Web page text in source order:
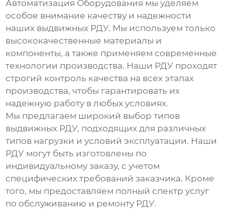
Автоматизация Оборудования мы уделяем
особое внимание качеству и надежности
наших выдвижных РДУ. Мы используем только
высококачественные материалы и
компоненты, а также применяем современные
технологии производства. Наши РДУ проходят
строгий контроль качества на всех этапах
производства, чтобы гарантировать их
надежную работу в любых условиях.
Мы предлагаем широкий выбор типов
выдвижных РДУ, подходящих для различных
типов нагрузки и условий эксплуатации. Наши
РДУ могут быть изготовлены по
индивидуальному заказу, с учетом
специфических требований заказчика. Кроме
того, мы предоставляем полный спектр услуг
по обслуживанию и ремонту РДУ.